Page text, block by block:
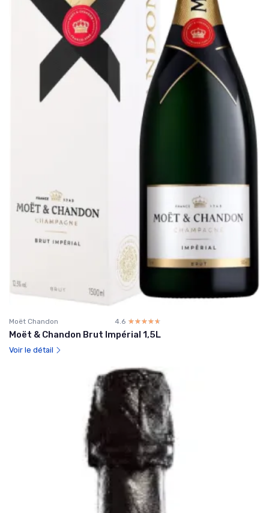
Moët Chandon 4.6 ☆☆☆☆☆
★★★★★
Moët & Chandon Brut Impérial 1,5L
Voir le détail